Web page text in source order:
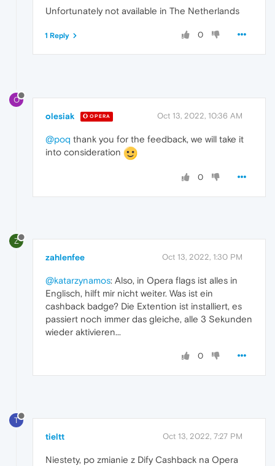
Unfortunately not available in The Netherlands
0
1 Reply
O
olesiak OPERA Oct 13, 2022, 10:36 AM
@poq thank you for the feedback, we will take it
into consideration
0
Z
zahlenfee Oct 13, 2022, 1:30 PM
@katarzynamos: Also, in Opera flags ist alles in
Englisch, hilft mir nicht weiter. Was ist ein
cashback badge? Die Extention ist installiert, es
passiert noch immer das gleiche, alle 3 Sekunden
wieder aktivieren...
0
T
tieltt Oct 13, 2022, 7:27 PM
Niestety, po zmianie z Dify Cashback na Opera